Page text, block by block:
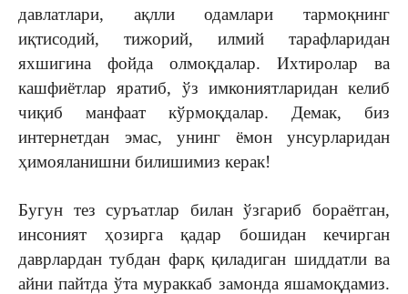
давлатлари, ақлли одамлари тармоқнинг
иқтисодий, тижорий, илмий тарафларидан
яхшигина фойда олмоқдалар. Ихтиролар ва
кашфиётлар яратиб, ўз имкониятларидан келиб
чиқиб манфаат кўрмоқдалар. Демак, биз
интернетдан эмас, унинг ёмон унсурларидан
ҳимояланишни билишимиз керак!
Бугун тез суръатлар билан ўзгариб бораётган,
инсоният ҳозирга қадар бошидан кечирган
даврлардан тубдан фарқ қиладиган шиддатли ва
айни пайтда ўта мураккаб замонда яшамоқдамиз.